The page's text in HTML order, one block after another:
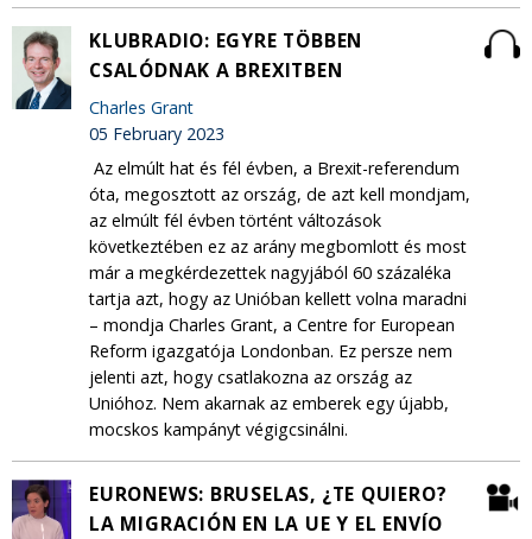
KLUBRADIO: EGYRE TÖBBEN
CSALÓDNAK A BREXITBEN
Charles Grant
05 February 2023
Az elmúlt hat és fél évben, a Brexit-referendum
óta, megosztott az ország, de azt kell mondjam,
az elmúlt fél évben történt változások
következtében ez az arány megbomlott és most
már a megkérdezettek nagyjából 60 százaléka
tartja azt, hogy az Unióban kellett volna maradni
– mondja Charles Grant, a Centre for European
Reform igazgatója Londonban. Ez persze nem
jelenti azt, hogy csatlakozna az ország az
Unióhoz. Nem akarnak az emberek egy újabb,
mocskos kampányt végigcsinálni.
EURONEWS: BRUSELAS, ¿TE QUIERO?
LA MIGRACIÓN EN LA UE Y EL ENVÍO